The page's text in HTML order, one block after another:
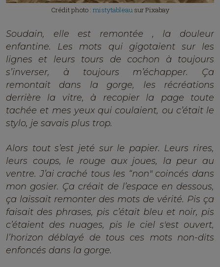
Crédit photo : mistytableau sur Pixabay
Soudain, elle est remontée , la douleur
enfantine. Les mots qui gigotaient sur les
lignes et leurs tours de cochon à toujours
s’inverser, à toujours m’échapper. Ça
remontait dans la gorge, les récréations
derrière la vitre, à recopier la page toute
tachée et mes yeux qui coulaient, ou c’était le
stylo, je savais plus trop.
Alors tout s’est jeté sur le papier. Leurs rires,
leurs coups, le rouge aux joues, la peur au
ventre. J’ai craché tous les “non" coincés dans
mon gosier. Ça créait de l’espace en dessous,
ça laissait remonter des mots de vérité. Pis ça
faisait des phrases, pis c’était bleu et noir, pis
c’étaient des nuages, pis le ciel s'est ouvert,
l’horizon déblayé de tous ces mots non-dits
enfoncés dans la gorge.